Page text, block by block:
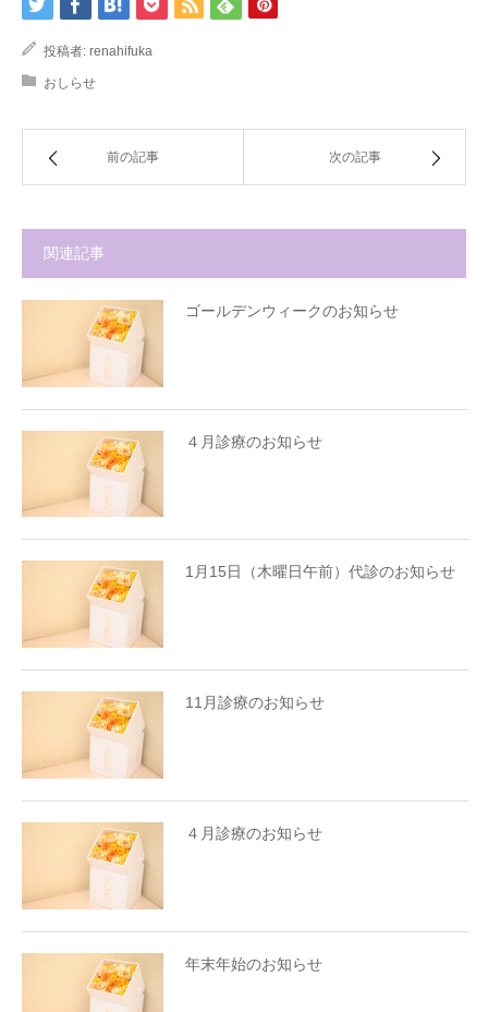
投稿者: renahifuka
おしらせ
前の記事 次の記事
関連記事
ゴールデンウィークのお知らせ
４月診療のお知らせ
1月15日（木曜日午前）代診のお知らせ
11月診療のお知らせ
４月診療のお知らせ
年末年始のお知らせ